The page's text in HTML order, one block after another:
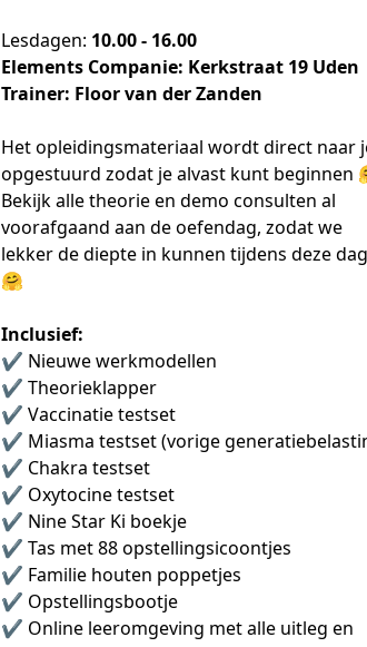
Lesdagen: 10.00 - 16.00
Elements Companie: Kerkstraat 19 Uden
Trainer: Floor van der Zanden
Het opleidingsmateriaal wordt direct naar
opgestuurd zodat je alvast kunt beginnen
Bekijk alle theorie en demo consulten al
voorafgaand aan de oefendag, zodat we
lekker de diepte in kunnen tijdens deze
🤗
Inclusief:
✔️ Nieuwe werkmodellen
✔️ Theorieklapper
✔️ Vaccinatie testset
✔️ Miasma testset (vorige
✔️ Chakra testset
✔️ Oxytocine testset
✔️ Nine Star Ki boekje
✔️ Tas met 88 opstellingsicoontjes
✔️ Familie houten poppetjes
✔️ Opstellingsbootje
✔️ Online leeromgeving met alle uitleg en